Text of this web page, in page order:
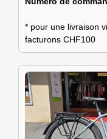
* pour une livraison
facturons CHF100